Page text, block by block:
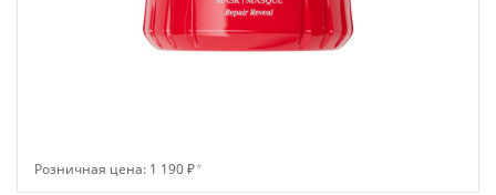
Розничная цена: 1 190 ₽*